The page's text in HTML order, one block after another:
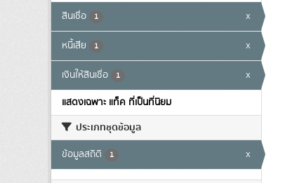
สินเชื่อ 1 x
หนี้เสีย 1 x
เงินให้สินเชื่อ 1
x
แสดงเฉพาะ แท็ค ที่เป็นที่นิยม
ประเภทชุดข้อมูล
ข้อมูลสถิติ 1 x